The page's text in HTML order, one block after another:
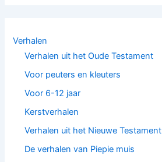
Verhalen
Verhalen uit het Oude Testament
Voor peuters en kleuters
Voor 6-12 jaar
Kerstverhalen
Verhalen uit het Nieuwe Testament
De verhalen van Piepie muis